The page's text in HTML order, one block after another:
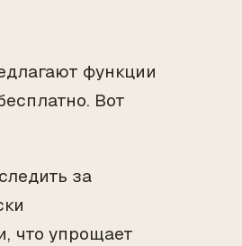
функции
Вот
за
что упрощает